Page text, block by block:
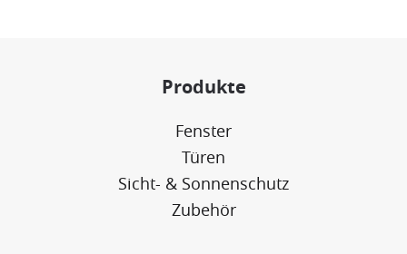
Produkte
Fenster
Türen
Sicht- & Sonnenschutz
Zubehör